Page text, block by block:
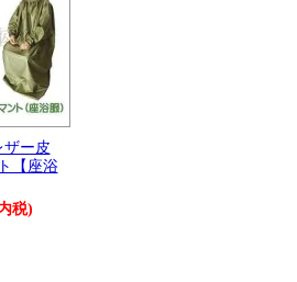
ザー皮
【座浴
税)